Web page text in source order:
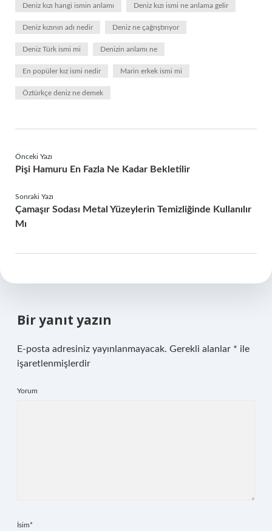
Deniz kızı hangi ismin anlamı Deniz kızı ismi ne anlama gelir
Deniz kızının adı nedir Deniz ne çağrıştırıyor
Deniz Türk ismi mi Denizin anlamı ne
En popüler kız ismi nedir Marin erkek ismi mi
Öztürkçe deniz ne demek
Önceki Yazı
Pişi Hamuru En Fazla Ne Kadar Bekletilir
Sonraki Yazı
Çamaşır Sodası Metal Yüzeylerin Temizliğinde Kullanılır
Mı
Bir yanıt yazın
E-posta adresiniz yayınlanmayacak. Gerekli alanlar * ile
işaretlenmişlerdir
Yorum
İsim*